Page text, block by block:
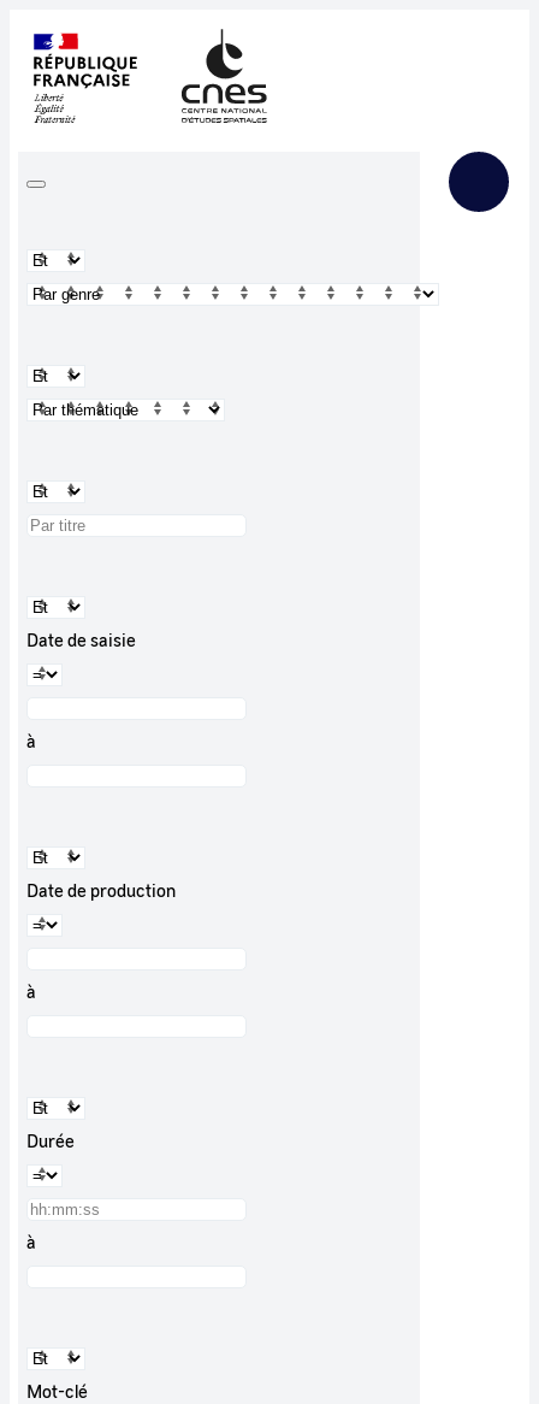
Date de saisie
à
Date de production
à
Durée
à
Mot-clé